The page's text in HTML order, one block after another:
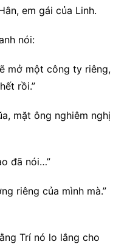
em gái của Linh.
nói:
mở một công ty riêng,
rồi.”
mặt ông nghiêm nghị
đã nói…”
riêng của mình mà.”
Trí nó lo lắng cho